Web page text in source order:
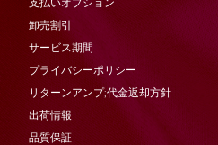
卸売割引
サービス期間
プライバシーポリシー
リターンアンプ;代金返却方針
出荷情報
品質保証